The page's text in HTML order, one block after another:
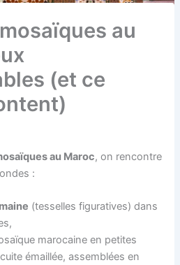
au
(et ce
au Maroc, on rencontre
:
(tesselles figuratives) dans
marocaine en petites
émaillée, assemblées en